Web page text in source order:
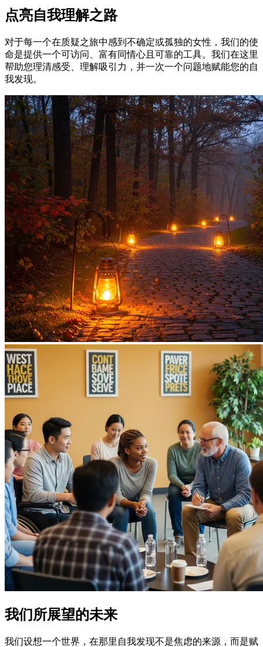
点亮自我理解之路
对于每一个在质疑之旅中感到不确定或孤独的女性，我们的使
命是提供一个可访问、富有同情心且可靠的工具。我们在这里
帮助您理清感受、理解吸引力，并一次一个问题地赋能您的自
我发现。
我们所展望的未来
我们设想一个世界，在那里自我发现不是焦虑的来源，而是赋